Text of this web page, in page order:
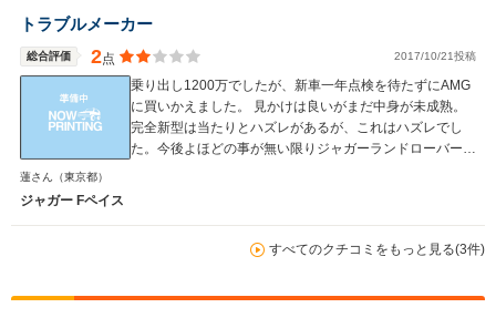
トラブルメーカー
総合評価 2点 2017/10/21投稿
乗り出し1200万でしたが、新車一年点検を待たずにAMG
に買いかえました。 見かけは良いがまだ中身が未成熟。
完全新型は当たりとハズレがあるが、これはハズレでし
た。今後よほどの事が無い限りジャガーランドローバーは
蓮さん （東京都）
ジャガー Fペイス
すべてのクチコミをもっと見る(3件)